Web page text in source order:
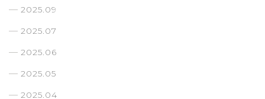
2025.09
2025.07
2025.06
2025.05
2025.04